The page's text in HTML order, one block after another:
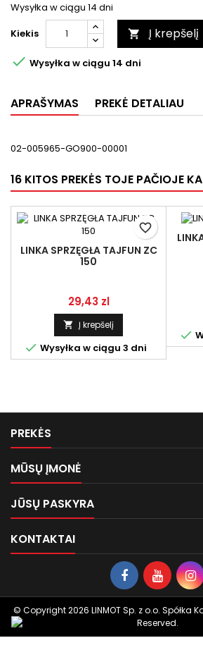
Wysyłka w ciągu 14 dni
Kiekis
 Į krepšelį
 Wysyłka w ciągu 14 dni
APRAŠYMAS PREKĖ DETALIAU
02-005965-GO900-00001
16 KITOS PREKĖS TOJE PAČIOJE
LINKA SPRZĘGŁA TAJFUN ZC
150
Kaina
29,43 zl
 Į krepšelį
 Wysyłka w ciągu 3 dni
favorite_border

PREKĖS
MŪSŲ ĮMONĖ
JŪSŲ PASKYRA
KONTAKTAI
© Copyright 2026 LINMOT Sp. z o.o. Spółka
Reserved.